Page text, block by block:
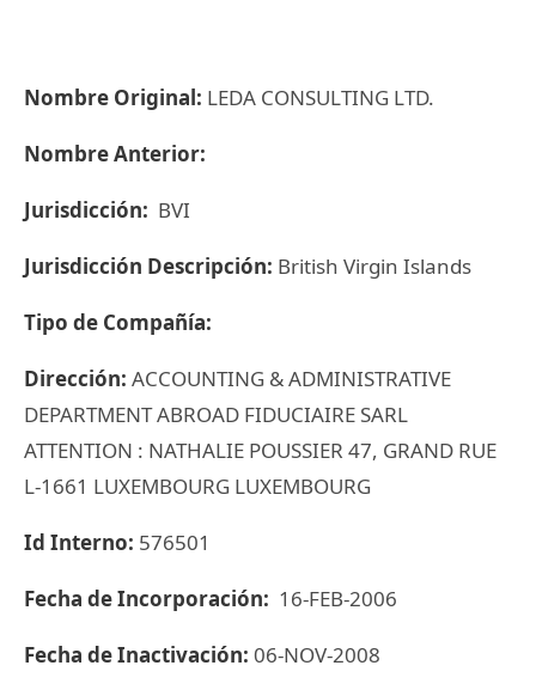
Nombre Original: LEDA CONSULTING LTD.
Nombre Anterior:
Jurisdicción: BVI
Jurisdicción Descripción: British Virgin Islands
Tipo de Compañía:
Dirección: ACCOUNTING & ADMINISTRATIVE
DEPARTMENT ABROAD FIDUCIAIRE SARL
ATTENTION : NATHALIE POUSSIER 47, GRAND RUE
L-1661 LUXEMBOURG LUXEMBOURG
Id Interno: 576501
Fecha de Incorporación: 16-FEB-2006
Fecha de Inactivación: 06-NOV-2008